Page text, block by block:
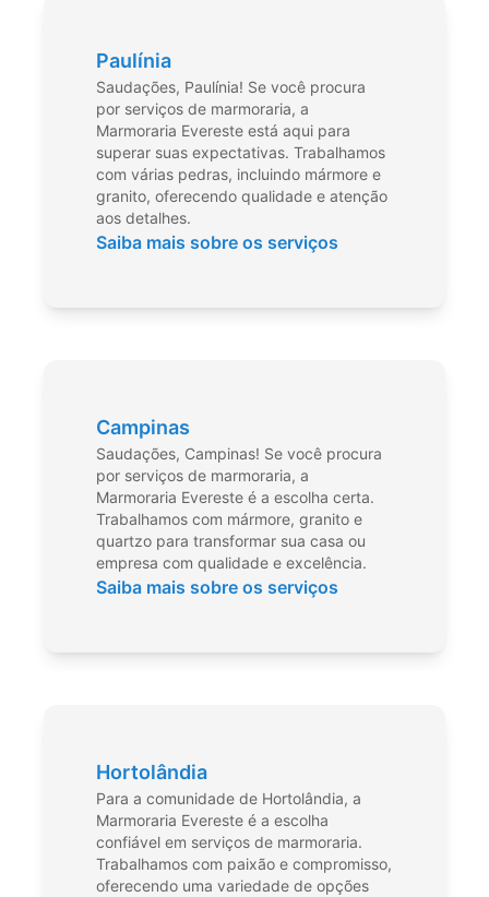
Paulínia
Saudações, Paulínia! Se você procura
por serviços de marmoraria, a
Marmoraria Evereste está aqui para
superar suas expectativas. Trabalhamos
com várias pedras, incluindo mármore e
granito, oferecendo qualidade e atenção
aos detalhes.
Saiba mais sobre os serviços
Campinas
Saudações, Campinas! Se você procura
por serviços de marmoraria, a
Marmoraria Evereste é a escolha certa.
Trabalhamos com mármore, granito e
quartzo para transformar sua casa ou
empresa com qualidade e excelência.
Saiba mais sobre os serviços
Hortolândia
Para a comunidade de Hortolândia, a
Marmoraria Evereste é a escolha
confiável em serviços de marmoraria.
Trabalhamos com paixão e compromisso,
oferecendo uma variedade de opções